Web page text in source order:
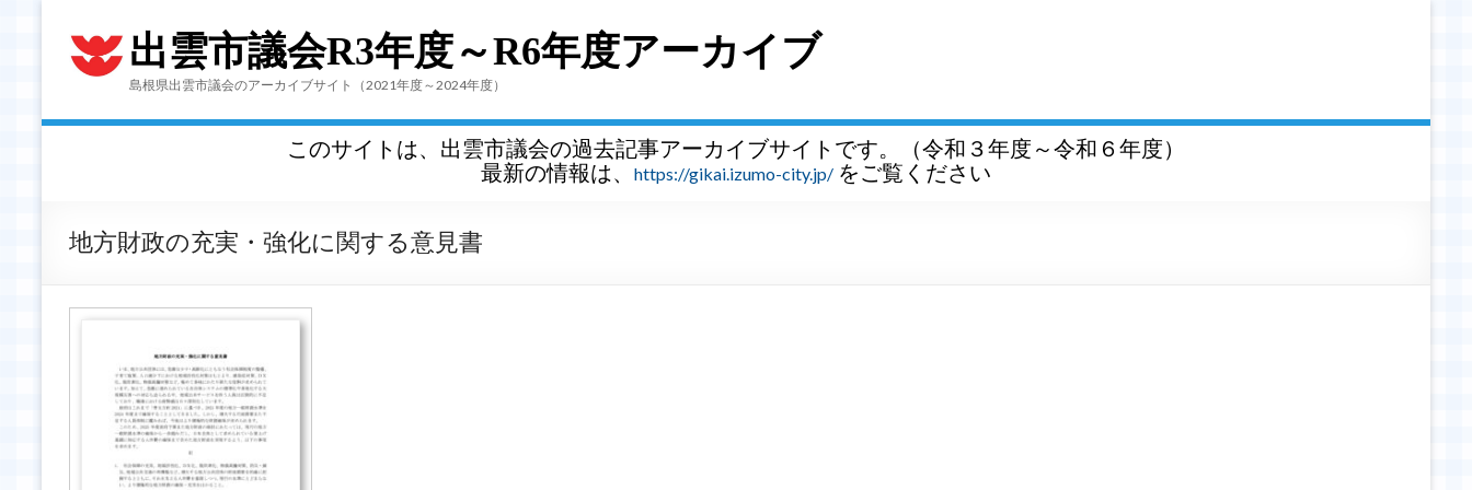
出雲市議会R3年度～R6年度アーカイブ
島根県出雲市議会のアーカイブサイト（2021年度～2024年度）
このサイトは、出雲市議会の過去記事アーカイブサイトです。（令和３年度～令和６年度）
最新の情報は、
https://gikai.izumo-city.jp/ をご覧ください
地方財政の充実・強化に関する意見書